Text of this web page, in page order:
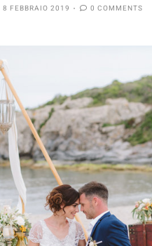
8 FEBBRAIO 2019 0 COMMENTS